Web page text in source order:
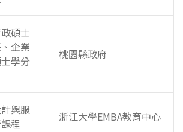
碩士
企業
學分
桃園縣政府
與服
程
浙江大學EMBA教育中心